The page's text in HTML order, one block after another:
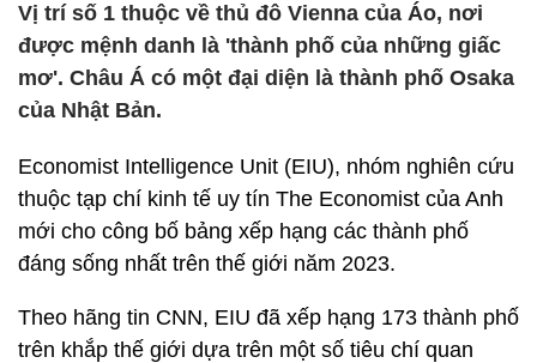
Vị trí số 1 thuộc về thủ đô Vienna của Áo, nơi
được mệnh danh là 'thành phố của những giấc
mơ'. Châu Á có một đại diện là thành phố Osaka
của Nhật Bản.
Economist Intelligence Unit (EIU), nhóm nghiên cứu
thuộc tạp chí kinh tế uy tín The Economist của Anh
mới cho công bố bảng xếp hạng các thành phố
đáng sống nhất trên thế giới năm 2023.
Theo hãng tin CNN, EIU đã xếp hạng 173 thành phố
trên khắp thế giới dựa trên một số tiêu chí quan